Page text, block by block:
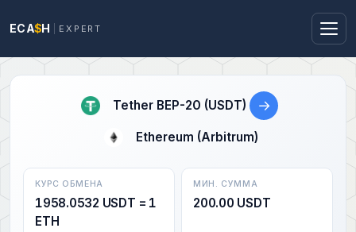
ECA$H EXPERT
Tether BEP-20 (USDT) →
Ethereum (Arbitrum)
КУРС ОБМЕНА
1958.0532 USDT = 1
ETH
МИН. СУММА
200.00 USDT